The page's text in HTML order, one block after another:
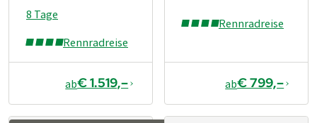
Rennradreise
8 Tage
ab€ 1.519,–
Rennradreise
ab€ 799,–